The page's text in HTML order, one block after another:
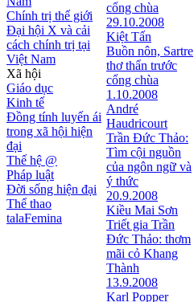
Chính trị thế giới
Đại hội X và cải
cách chính trị tại
Việt Nam
Xã hội
Giáo dục
Kinh tế
Đồng tính luyến ái
trong xã hội hiện
đại
Thế hệ @
Pháp luật
Đời sống hiện đại
Thể thao
talaFemina
cổng chùa
29.10.2008
Kiệt Tấn
Buồn nôn, Sartre
thơ thẩn trước
cổng chùa
1.10.2008
André
Haudricourt
Trần Đức Thảo:
Tìm cội nguồn
của ngôn ngữ và
ý thức
20.9.2008
Kiều Mai Sơn
Triết gia Trần
Ðức Thảo: thơm
mãi cỏ Khang
Thành
13.9.2008
Karl Popper